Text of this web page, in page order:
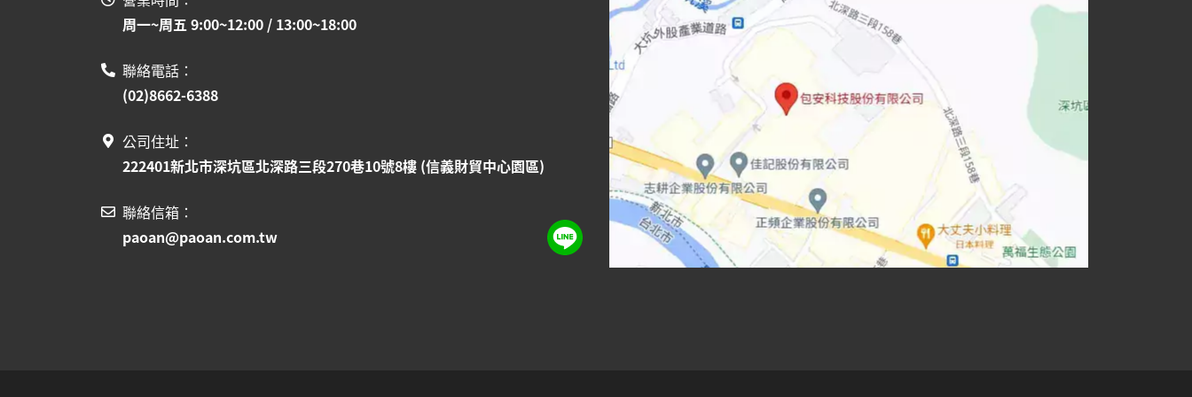
周一~周五 9:00~12:00 / 13:00~18:00
聯絡電話：
(02)8662-6388
公司住址：
222401新北市深坑區北深路三段270巷10號8樓 (信義財貿中心園區)
聯絡信箱：
paoan@paoan.com.tw